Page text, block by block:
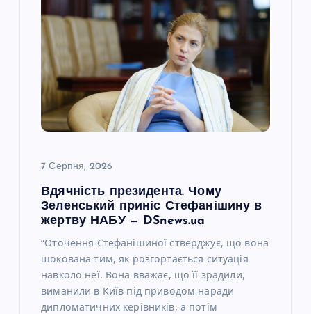
7 Серпня, 2026
Вдячність президента. Чому
Зеленський приніс Стефанішину в
жертву НАБУ — DSnews.ua
“Оточення Стефанішиної стверджує, що вона
шокована тим, як розгортається ситуація
навколо неї. Вона вважає, що її зрадили,
виманили в Київ під приводом наради
дипломатичних керівників, а потім